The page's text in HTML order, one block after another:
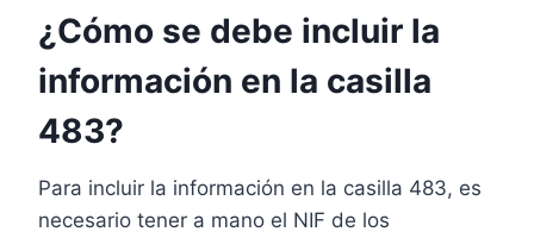
¿Cómo se debe incluir la
información en la casilla
483?
Para incluir la información en la casilla 483, es
necesario tener a mano el NIF de los